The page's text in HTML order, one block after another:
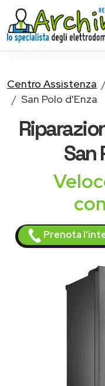
Centro Assistenza
San Polo d'Enza
San
Prenota